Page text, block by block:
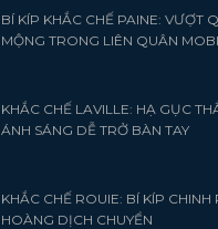
BÍ KÍP KHẮC CHẾ PAINE: VƯỢT
MỘNG TRONG LIÊN QUÂN
KHẮC CHẾ LAVILLE: HẠ GỤC
ÁNH SÁNG DỄ TRỞ BÀN TAY
KHẮC CHẾ ROUIE: BÍ KÍP CHINH
HOÀNG DỊCH CHUYỂN